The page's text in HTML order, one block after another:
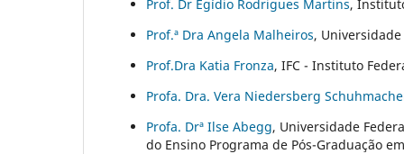
Prof. Dr Egídio Rodrigues Martins,
Prof.ª Dra Angela Malheiros,
Prof.Dra Katia Fronza, IFC - Instituto
Profa. Dra. Vera Niedersberg
Profa. Drª Ilse Abegg, Universidade
do Ensino Programa de Pós-Graduação